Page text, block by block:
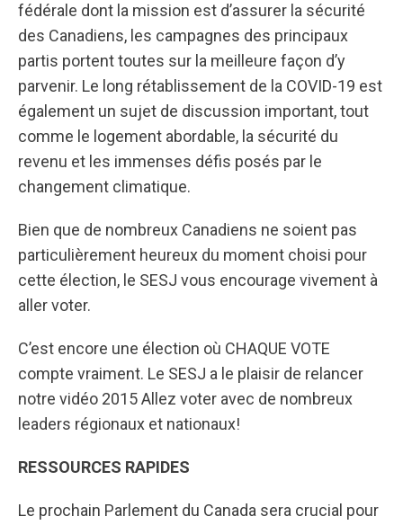
fédérale dont la mission est d’assurer la sécurité
des Canadiens, les campagnes des principaux
partis portent toutes sur la meilleure façon d’y
parvenir. Le long rétablissement de la COVID-19 est
également un sujet de discussion important, tout
comme le logement abordable, la sécurité du
revenu et les immenses défis posés par le
changement climatique.
Bien que de nombreux Canadiens ne soient pas
particulièrement heureux du moment choisi pour
cette élection, le SESJ vous encourage vivement à
aller voter.
C’est encore une élection où CHAQUE VOTE
compte vraiment. Le SESJ a le plaisir de relancer
notre vidéo 2015 Allez voter avec de nombreux
leaders régionaux et nationaux!
RESSOURCES RAPIDES
Le prochain Parlement du Canada sera crucial pour